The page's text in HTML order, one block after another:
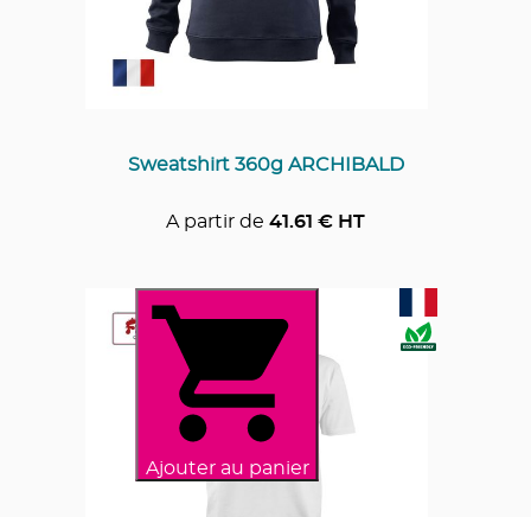
Sweatshirt 360g ARCHIBALD
A partir de 41.61 € HT
Ajouter au panier